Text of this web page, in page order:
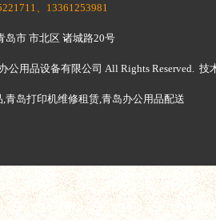
、13361253981
岛市 市北区 诸城路20号
公用品设备有限公司 All Rights Reserved. 技
青岛打印机维修租赁,青岛办公用品配送